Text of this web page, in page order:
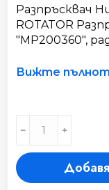
Разпръсквач
ROTATOR
"MP200360",
Вижте
"PSU04"
10см
+
дюза
﹣ ﹢